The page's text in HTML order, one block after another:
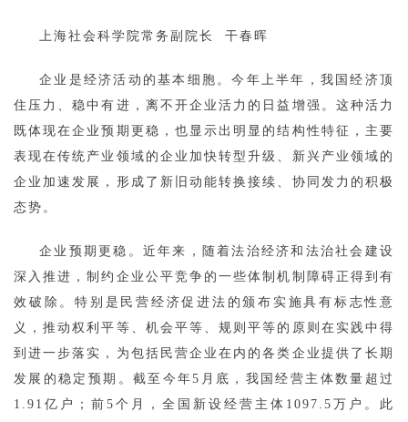
上海社会科学院常务副院长 干春晖
企业是经济活动的基本细胞。今年上半年，我国经济顶
住压力、稳中有进，离不开企业活力的日益增强。这种活力
既体现在企业预期更稳，也显示出明显的结构性特征，主要
表现在传统产业领域的企业加快转型升级、新兴产业领域的
企业加速发展，形成了新旧动能转换接续、协同发力的积极
态势。
企业预期更稳。近年来，随着法治经济和法治社会建设
深入推进，制约企业公平竞争的一些体制机制障碍正得到有
效破除。特别是民营经济促进法的颁布实施具有标志性意
义，推动权利平等、机会平等、规则平等的原则在实践中得
到进一步落实，为包括民营企业在内的各类企业提供了长期
发展的稳定预期。截至今年5月底，我国经营主体数量超过
1.91亿户；前5个月，全国新设经营主体1097.5万户。此